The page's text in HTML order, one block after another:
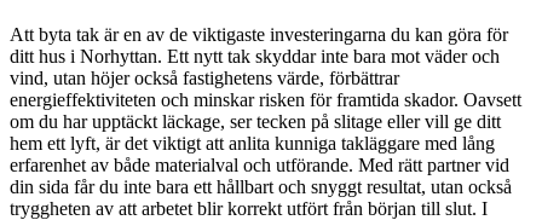
Att byta tak är en av de viktigaste investeringarna du kan göra för
ditt hus i Norhyttan. Ett nytt tak skyddar inte bara mot väder och
vind, utan höjer också fastighetens värde, förbättrar
energieffektiviteten och minskar risken för framtida skador. Oavsett
om du har upptäckt läckage, ser tecken på slitage eller vill ge ditt
hem ett lyft, är det viktigt att anlita kunniga takläggare med lång
erfarenhet av både materialval och utförande. Med rätt partner vid
din sida får du inte bara ett hållbart och snyggt resultat, utan också
tryggheten av att arbetet blir korrekt utfört från början till slut. I